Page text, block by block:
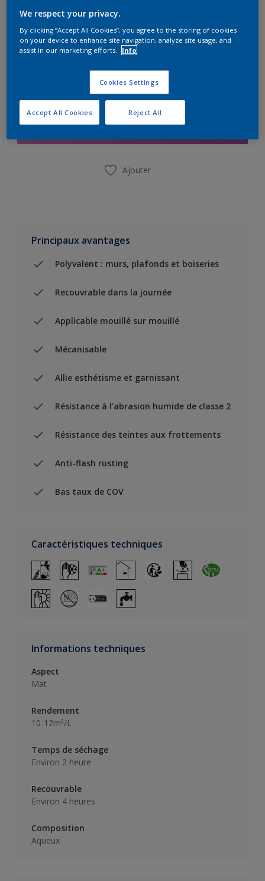
Ajouter à la liste d’achats
Ajouter
Principaux avantages
Polyvalent : murs, plafonds et boiseries
Recouvrable dans la journée
Applicable mouillé sur mouillé
Mécanisable
Allie esthétisme et garnissant
Résistance à l'abrasion humide de classe 2
Résistance des teintes aux frottements
Anti-flash rusting
Bas taux de COV
Caractéristiques techniques
Informations techniques
Aspect
Mat
Rendement
10-12m²/L
Temps de séchage
Environ 2 heure
Recouvrable
Environ 4 heures
Composition
Aqueux
We respect your privacy.
By clicking “Accept All Cookies”, you agree to the storing of cookies
on your device to enhance site navigation, analyze site usage, and
assist in our marketing efforts.
Info
Cookies Settings
Reject All
Accept All Cookies